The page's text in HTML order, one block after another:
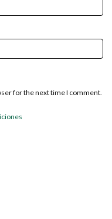
for the next time I comment.